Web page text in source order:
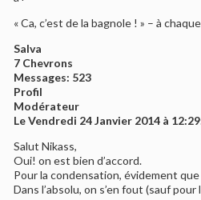
« Ca, c’est de la bagnole ! » – à
Salva
7 Chevrons
Messages: 523
Profil
Modérateur
Le Vendredi 24 Janvier 2014 à
Salut Nikass,
Oui! on est bien d’accord.
Pour la condensation, évidement
Dans l’absolu, on s’en fout (sauf